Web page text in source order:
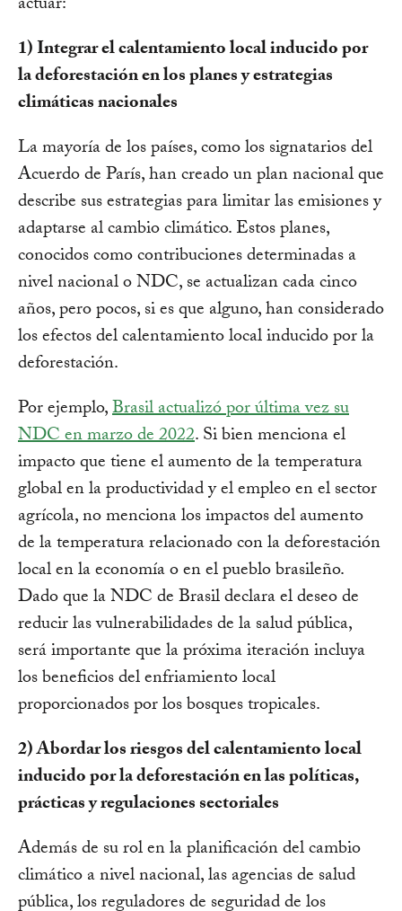
1) Integrar el calentamiento local inducido por
la deforestación en los planes y estrategias
climáticas nacionales
La mayoría de los países, como los signatarios del
Acuerdo de París, han creado un plan nacional que
describe sus estrategias para limitar las emisiones y
adaptarse al cambio climático. Estos planes,
conocidos como contribuciones determinadas a
nivel nacional o NDC, se actualizan cada cinco
años, pero pocos, si es que alguno, han considerado
los efectos del calentamiento local inducido por la
deforestación.
Por ejemplo,Brasil actualizó por última vez su
NDC en marzo de 2022. Si bien menciona el
impacto que tiene el aumento de la temperatura
global en la productividad y el empleo en el sector
agrícola, no menciona los impactos del aumento
de la temperatura relacionado con la deforestación
local en la economía o en el pueblo brasileño.
Dado que la NDC de Brasil declara el deseo de
reducir las vulnerabilidades de la salud pública,
será importante que la próxima iteración incluya
los beneficios del enfriamiento local
proporcionados por los bosques tropicales.
2) Abordar los riesgos del calentamiento local
inducido por la deforestación en las políticas,
prácticas y regulaciones sectoriales
Además de su rol en la planificación del cambio
climático a nivel nacional, las agencias de salud
pública, los reguladores de seguridad de los